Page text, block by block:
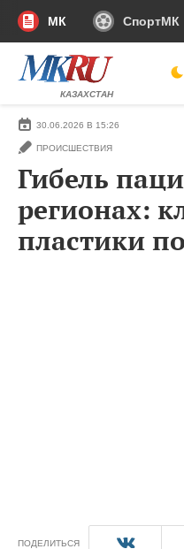
МК СпортМК
КАЗАХСТАН
30.06.2026 В 15:26
ПРОИСШЕСТВИЯ
Гибель
регионах:
пластики
ПОДЕЛИТЬСЯ